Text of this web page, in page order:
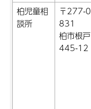
柏児童相
談所
〒277-0
831
柏市根戸
445-12